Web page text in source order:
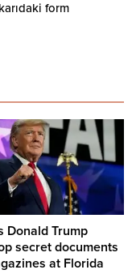
form
Donald Trump
secret documents
at Florida